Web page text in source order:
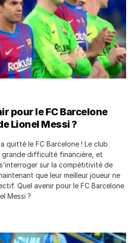
pour le FC Barcelone
Lionel Messi ?
quitté le FC Barcelone ! Le club
difficulté financière, et
sur la compétitivité de
que leur meilleur joueur ne
Quel avenir pour le FC Barcelone
Messi ?